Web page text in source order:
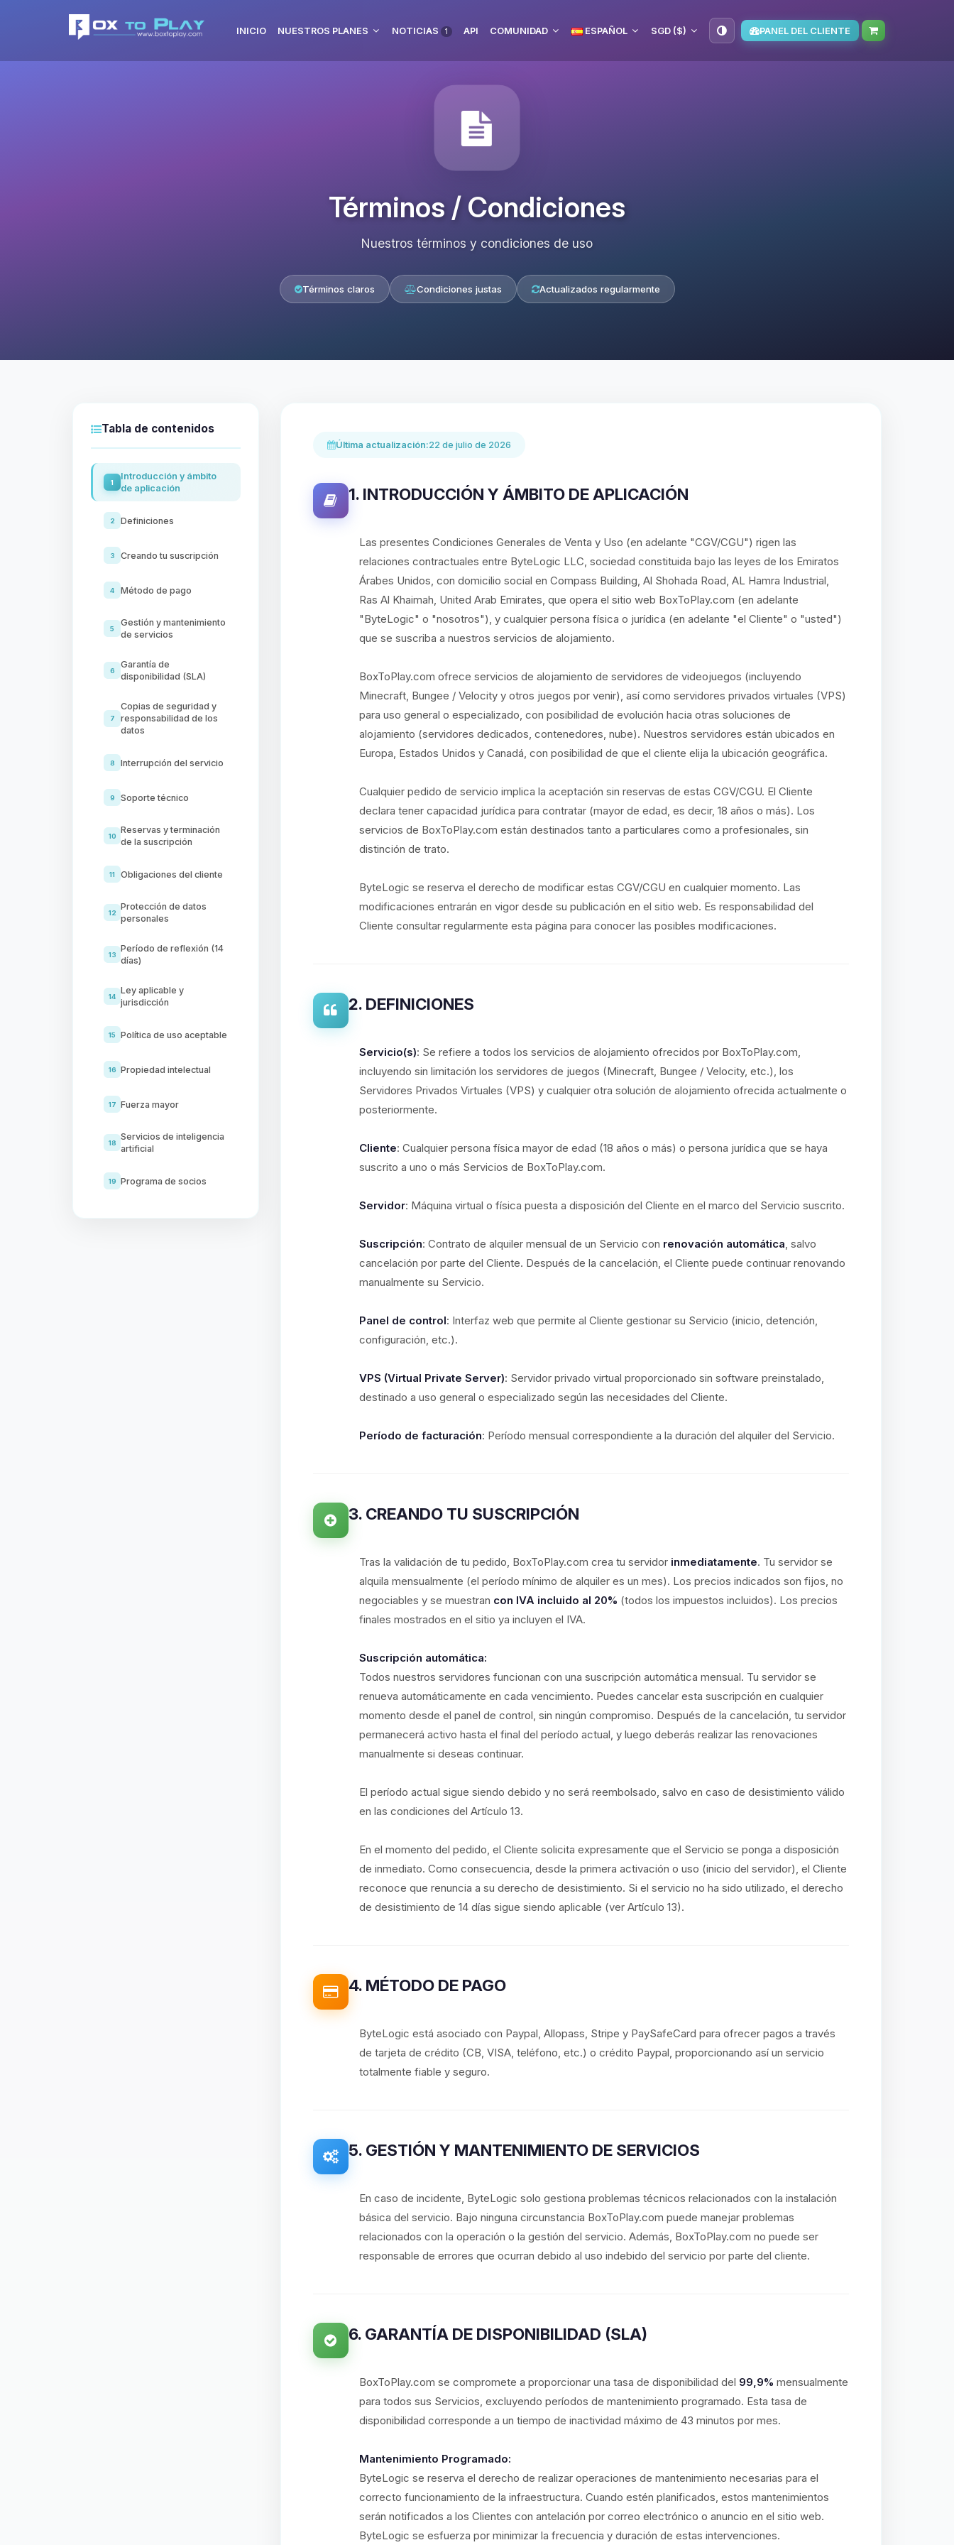
INICIO NUESTROS PLANES NOTICIAS 1 API COMUNIDAD ESPAÑOL SGD ($) PANEL DEL CLIENTE
Términos / Condiciones
Nuestros términos y condiciones de uso
Términos claros Condiciones justas Actualizados regularmente
Tabla de contenidos
1
Introducción y ámbito
de aplicación
2 Definiciones
3 Creando tu suscripción
4 Método de pago
5
Gestión y mantenimiento
de servicios
6
Garantía de
disponibilidad (SLA)
7
Copias de seguridad y
responsabilidad de los
datos
8 Interrupción del servicio
9 Soporte técnico
10
Reservas y terminación
de la suscripción
11 Obligaciones del cliente
12
Protección de datos
personales
13
Período de reflexión (14
días)
14
Ley aplicable y
jurisdicción
15 Política de uso aceptable
16 Propiedad intelectual
17 Fuerza mayor
18
Servicios de inteligencia
artificial
19 Programa de socios
Última actualización:22 de julio de 2026
1. INTRODUCCIÓN Y ÁMBITO DE APLICACIÓN
Las presentes Condiciones Generales de Venta y Uso (en adelante "CGV/CGU") rigen las
relaciones contractuales entre ByteLogic LLC, sociedad constituida bajo las leyes de los Emiratos
Árabes Unidos, con domicilio social en Compass Building, Al Shohada Road, AL Hamra Industrial,
Ras Al Khaimah, United Arab Emirates, que opera el sitio web BoxToPlay.com (en adelante
"ByteLogic" o "nosotros"), y cualquier persona física o jurídica (en adelante "el Cliente" o "usted")
que se suscriba a nuestros servicios de alojamiento.
BoxToPlay.com ofrece servicios de alojamiento de servidores de videojuegos (incluyendo
Minecraft, Bungee / Velocity y otros juegos por venir), así como servidores privados virtuales (VPS)
para uso general o especializado, con posibilidad de evolución hacia otras soluciones de
alojamiento (servidores dedicados, contenedores, nube). Nuestros servidores están ubicados en
Europa, Estados Unidos y Canadá, con posibilidad de que el cliente elija la ubicación geográfica.
Cualquier pedido de servicio implica la aceptación sin reservas de estas CGV/CGU. El Cliente
declara tener capacidad jurídica para contratar (mayor de edad, es decir, 18 años o más). Los
servicios de BoxToPlay.com están destinados tanto a particulares como a profesionales, sin
distinción de trato.
ByteLogic se reserva el derecho de modificar estas CGV/CGU en cualquier momento. Las
modificaciones entrarán en vigor desde su publicación en el sitio web. Es responsabilidad del
Cliente consultar regularmente esta página para conocer las posibles modificaciones.
2. DEFINICIONES
Servicio(s): Se refiere a todos los servicios de alojamiento ofrecidos por BoxToPlay.com,
incluyendo sin limitación los servidores de juegos (Minecraft, Bungee / Velocity, etc.), los
Servidores Privados Virtuales (VPS) y cualquier otra solución de alojamiento ofrecida actualmente o
posteriormente.
Cliente: Cualquier persona física mayor de edad (18 años o más) o persona jurídica que se haya
suscrito a uno o más Servicios de BoxToPlay.com.
Servidor: Máquina virtual o física puesta a disposición del Cliente en el marco del Servicio suscrito.
Suscripción: Contrato de alquiler mensual de un Servicio con renovación automática, salvo
cancelación por parte del Cliente. Después de la cancelación, el Cliente puede continuar renovando
manualmente su Servicio.
Panel de control: Interfaz web que permite al Cliente gestionar su Servicio (inicio, detención,
configuración, etc.).
VPS (Virtual Private Server): Servidor privado virtual proporcionado sin software preinstalado,
destinado a uso general o especializado según las necesidades del Cliente.
Período de facturación: Período mensual correspondiente a la duración del alquiler del Servicio.
3. CREANDO TU SUSCRIPCIÓN
Tras la validación de tu pedido, BoxToPlay.com crea tu servidor inmediatamente. Tu servidor se
alquila mensualmente (el período mínimo de alquiler es un mes). Los precios indicados son fijos, no
negociables y se muestran con IVA incluido al 20% (todos los impuestos incluidos). Los precios
finales mostrados en el sitio ya incluyen el IVA.
Suscripción automática:
Todos nuestros servidores funcionan con una suscripción automática mensual. Tu servidor se
renueva automáticamente en cada vencimiento. Puedes cancelar esta suscripción en cualquier
momento desde el panel de control, sin ningún compromiso. Después de la cancelación, tu servidor
permanecerá activo hasta el final del período actual, y luego deberás realizar las renovaciones
manualmente si deseas continuar.
El período actual sigue siendo debido y no será reembolsado, salvo en caso de desistimiento válido
en las condiciones del Artículo 13.
En el momento del pedido, el Cliente solicita expresamente que el Servicio se ponga a disposición
de inmediato. Como consecuencia, desde la primera activación o uso (inicio del servidor), el Cliente
reconoce que renuncia a su derecho de desistimiento. Si el servicio no ha sido utilizado, el derecho
de desistimiento de 14 días sigue siendo aplicable (ver Artículo 13).
4. MÉTODO DE PAGO
ByteLogic está asociado con Paypal, Allopass, Stripe y PaySafeCard para ofrecer pagos a través
de tarjeta de crédito (CB, VISA, teléfono, etc.) o crédito Paypal, proporcionando así un servicio
totalmente fiable y seguro.
5. GESTIÓN Y MANTENIMIENTO DE SERVICIOS
En caso de incidente, ByteLogic solo gestiona problemas técnicos relacionados con la instalación
básica del servicio. Bajo ninguna circunstancia BoxToPlay.com puede manejar problemas
relacionados con la operación o la gestión del servicio. Además, BoxToPlay.com no puede ser
responsable de errores que ocurran debido al uso indebido del servicio por parte del cliente.
6. GARANTÍA DE DISPONIBILIDAD (SLA)
BoxToPlay.com se compromete a proporcionar una tasa de disponibilidad del 99,9% mensualmente
para todos sus Servicios, excluyendo períodos de mantenimiento programado. Esta tasa de
disponibilidad corresponde a un tiempo de inactividad máximo de 43 minutos por mes.
Mantenimiento Programado:
ByteLogic se reserva el derecho de realizar operaciones de mantenimiento necesarias para el
correcto funcionamiento de la infraestructura. Cuando estén planificados, estos mantenimientos
serán notificados a los Clientes con antelación por correo electrónico o anuncio en el sitio web.
ByteLogic se esfuerza por minimizar la frecuencia y duración de estas intervenciones.